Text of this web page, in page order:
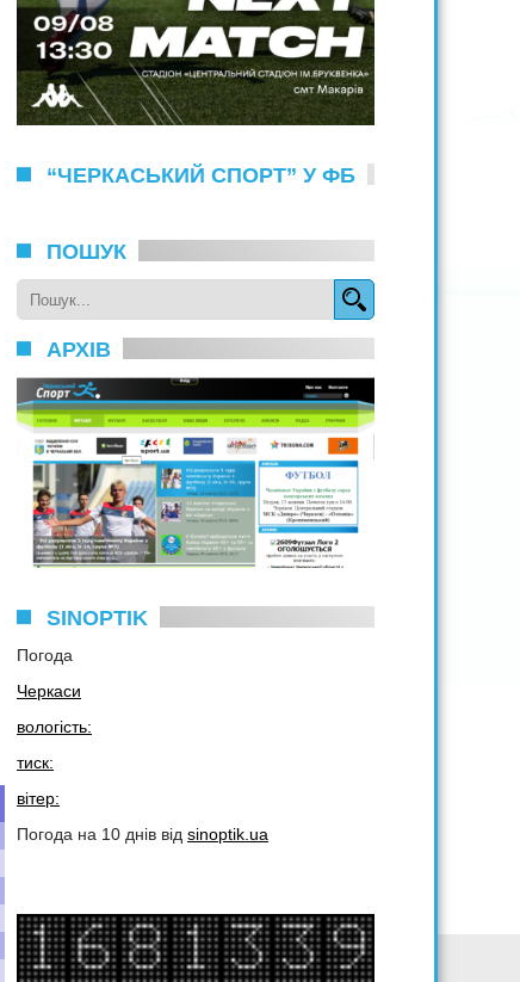
“ЧЕРКАСЬКИЙ СПОРТ” У ФБ
ПОШУК
АРХІВ
SINOPTIK
Погода
Черкаси
вологість:
тиск:
вітер:
Погода на 10 днів від sinoptik.ua